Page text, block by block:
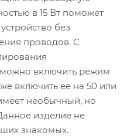
в 15 Вт поможет
без
проводов. С
включить режим
включить ее на 50 или
необычный, но
изделие не
знакомых.